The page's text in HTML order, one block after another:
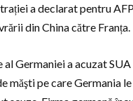
a declarat pentru
din China către Franța.
Germaniei a acuzat
măşti pe care Germania